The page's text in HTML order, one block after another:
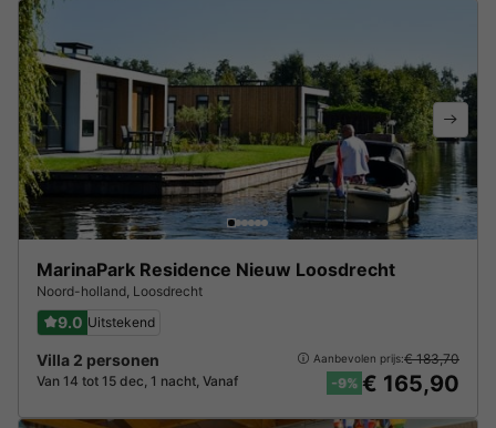
MarinaPark Residence Nieuw Loosdrecht
Noord-holland Loosdrecht
9.0 Uitstekend
Villa 2 personen
Van 14 tot 15 dec, 1 nacht, Vanaf
Aanbevolen prijs:€ 183,70
-9% € 165,90